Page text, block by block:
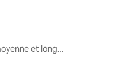
Locations moyenne et longue durée